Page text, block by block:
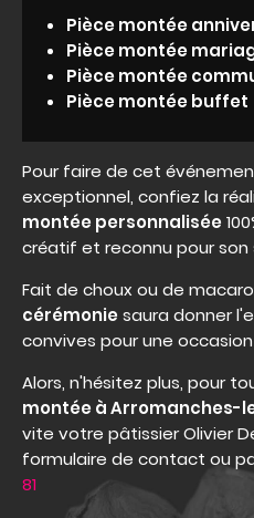
Pièce montée
Pièce montée
Pièce montée
Pièce montée buffet
Pour faire de cet
exceptionnel, confiez la
montée personnalisée
créatif et reconnu pour son
Fait de choux ou de
cérémonie saura donner
convives pour une
Alors, n'hésitez plus, pour
montée à Arromanches-
vite votre pâtissier Olivier
formulaire de contact ou
81